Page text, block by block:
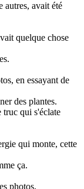
autres, avait été
quelque chose
en essayant de
des plantes.
truc qui s'éclate
qui monte, cette
ça.
photos.